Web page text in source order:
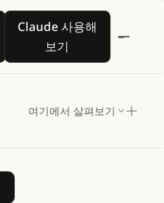
의
Claude 사용해
보기
Claude 사용해 보기
여기에서 살펴보기
Google
AI에서
즈니스
성능을
해 보기